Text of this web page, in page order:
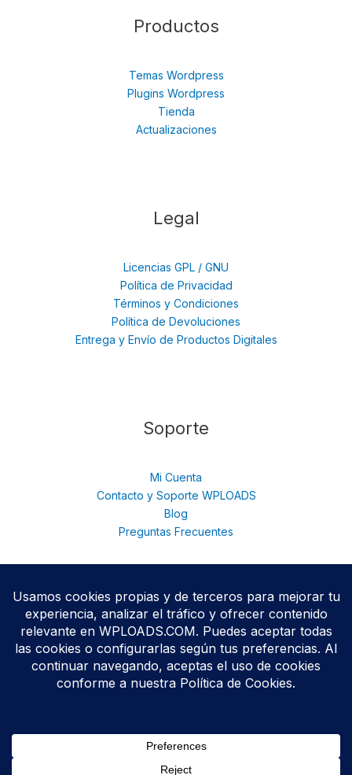
Productos
Temas Wordpress
Plugins Wordpress
Tienda
Actualizaciones
Legal
Licencias GPL / GNU
Política de Privacidad
Términos y Condiciones
Política de Devoluciones
Entrega y Envío de Productos Digitales
Soporte
Mi Cuenta
Contacto y Soporte WPLOADS
Blog
Preguntas Frecuentes
© 2026 WPloads | Descarga Plugins y Temas Premium para
WPLOADS no está afiliado ni respaldado por terceros
desarrolladores.